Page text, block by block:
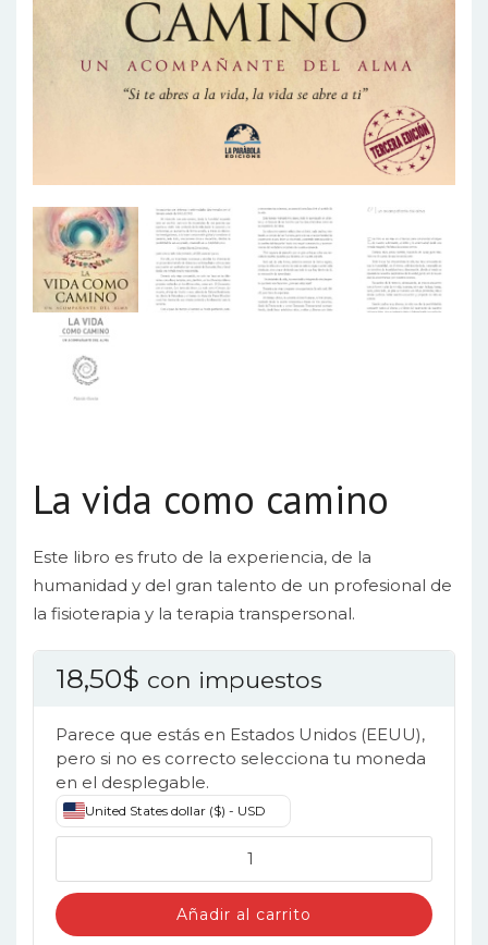
La vida como camino
Este libro es fruto de la experiencia, de la
humanidad y del gran talento de un profesional de
la fisioterapia y la terapia transpersonal.
18,50$ con impuestos
Parece que estás en Estados Unidos (EEUU),
pero si no es correcto selecciona tu moneda
en el desplegable.
United States dollar ($) - USD
vida
como
camino
Añadir al carrito